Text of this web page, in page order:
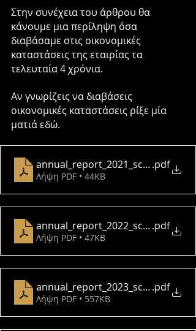
Στην συνέχεια του άρθρου θα
κάνουμε μια περίληψη όσα
διαβάσαμε στις οικονομικές
καταστάσεις της εταιρίας τα
τελευταία 4 χρόνια.
Αν γνωρίζεις να διαβάσεις
οικονομικές καταστάσεις ρίξε μία
ματιά εδώ.
annual_report_2021_scramble
.pdf
Λήψη PDF • 44KB
annual_report_2022_scramble
.pdf
Λήψη PDF • 47KB
annual_report_2023_scramble
.pdf
Λήψη PDF • 557KB